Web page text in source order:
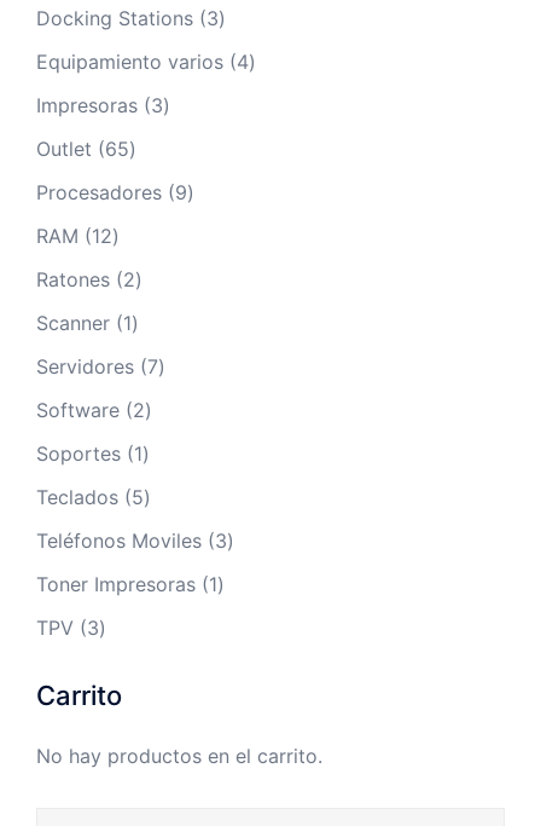
producto
Docking Stations 33
productos
Equipamiento varios 44
Impresoras 33
Outlet 6565
productos
Procesadores 99
RAM 1212
productos
Ratones 22
productos
Scanner 11
producto
Servidores 77
Software 22
productos
Soportes 11
producto
Teclados 55
productos
Teléfonos Moviles 33
Toner Impresoras 11
TPV 33
Carrito
No hay productos en el carrito.